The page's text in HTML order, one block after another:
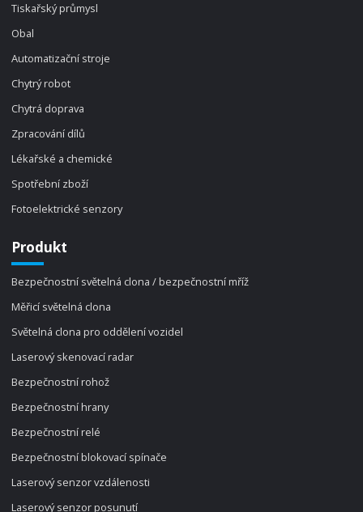
Tiskařský průmysl
Obal
Automatizační stroje
Chytrý robot
Chytrá doprava
Zpracování dílů
Lékařské a chemické
Spotřební zboží
Fotoelektrické senzory
Produkt
Bezpečnostní světelná clona / bezpečnostní mříž
Měřicí světelná clona
Světelná clona pro oddělení vozidel
Laserový skenovací radar
Bezpečnostní rohož
Bezpečnostní hrany
Bezpečnostní relé
Bezpečnostní blokovací spínače
Laserový senzor vzdálenosti
Laserový senzor posunutí